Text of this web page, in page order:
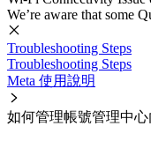
We’re aware that some
Troubleshooting Steps
Troubleshooting Steps
Meta 使用說明
如何管理帳號管理中